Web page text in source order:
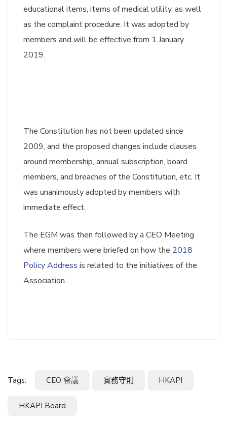
educational items, items of medical utility, as well
as the complaint procedure. It was adopted by
members and will be effective from 1 January
2019.
The Constitution has not been updated since
2009, and the proposed changes include clauses
around membership, annual subscription, board
members, and breaches of the Constitution, etc. It
was unanimously adopted by members with
immediate effect.
The EGM was then followed by a CEO Meeting
where members were briefed on how the 2018
Policy Address is related to the initiatives of the
Association.
Tags: CEO 會議 實務守則 HKAPI
HKAPI Board